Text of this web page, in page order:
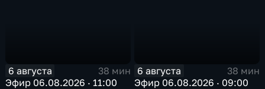
6 августа
38 мин
Эфир 06.08.2026 · 11:00
6 августа
38 мин
Эфир 06.08.2026 · 09:00